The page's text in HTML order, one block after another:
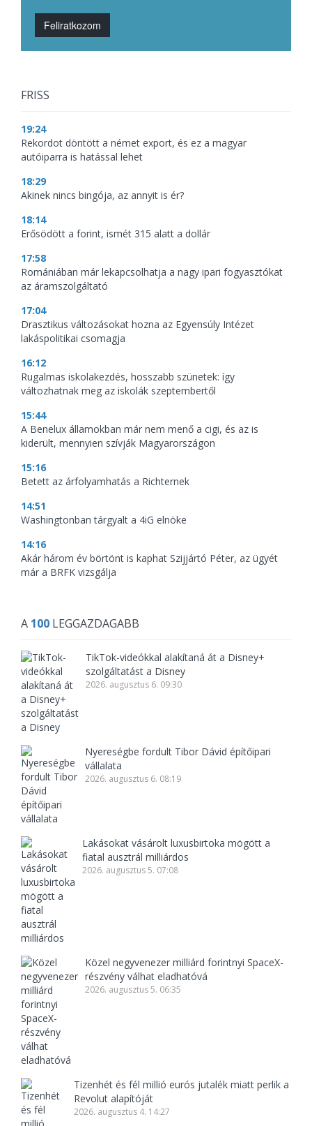
Feliratkozom
FRISS
19:24
Rekordot döntött a német export, és ez a magyar
autóiparra is hatással lehet
18:29
Akinek nincs bingója, az annyit is ér?
18:14
Erősödött a forint, ismét 315 alatt a dollár
17:58
Romániában már lekapcsolhatja a nagy ipari fogyasztókat
az áramszolgáltató
17:04
Drasztikus változásokat hozna az Egyensúly Intézet
lakáspolitikai csomagja
16:12
Rugalmas iskolakezdés, hosszabb szünetek: így
változhatnak meg az iskolák szeptembertől
15:44
A Benelux államokban már nem menő a cigi, és az is
kiderült, mennyien szívják Magyarországon
15:16
Betett az árfolyamhatás a Richternek
14:51
Washingtonban tárgyalt a 4iG elnöke
14:16
Akár három év börtönt is kaphat Szijjártó Péter, az ügyét
már a BRFK vizsgálja
A 100 LEGGAZDAGABB
TikTok-videókkal alakítaná át a Disney+
szolgáltatást a Disney
2026. augusztus 6. 09:30
Nyereségbe fordult Tibor Dávid építőipari
vállalata
2026. augusztus 6. 08:19
Lakásokat vásárolt luxusbirtoka mögött a
fiatal ausztrál milliárdos
2026. augusztus 5. 07:08
Közel negyvenezer milliárd forintnyi SpaceX-
részvény válhat eladhatóvá
2026. augusztus 5. 06:35
Tizenhét és fél millió eurós jutalék miatt perlik a
Revolut alapítóját
2026. augusztus 4. 14:27